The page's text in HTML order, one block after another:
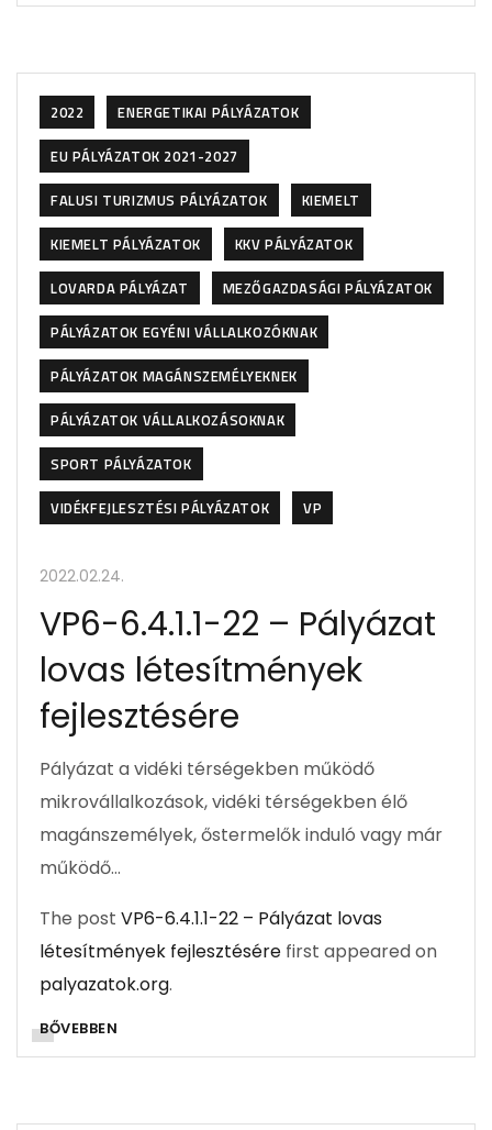
2022
ENERGETIKAI PÁLYÁZATOK
EU PÁLYÁZATOK 2021-2027
FALUSI TURIZMUS PÁLYÁZATOK
KIEMELT
KIEMELT PÁLYÁZATOK
KKV PÁLYÁZATOK
LOVARDA PÁLYÁZAT
MEZŐGAZDASÁGI PÁLYÁZATOK
PÁLYÁZATOK EGYÉNI VÁLLALKOZÓKNAK
PÁLYÁZATOK MAGÁNSZEMÉLYEKNEK
PÁLYÁZATOK VÁLLALKOZÁSOKNAK
SPORT PÁLYÁZATOK
VIDÉKFEJLESZTÉSI PÁLYÁZATOK
VP
2022.02.24.
VP6-6.4.1.1-22 – Pályázat
lovas létesítmények
fejlesztésére
Pályázat a vidéki térségekben működő
mikrovállalkozások, vidéki térségekben élő
magánszemélyek, őstermelők induló vagy már
működő…
The post VP6-6.4.1.1-22 – Pályázat lovas
létesítmények fejlesztésére first appeared on
palyazatok.org.
BŐVEBBEN